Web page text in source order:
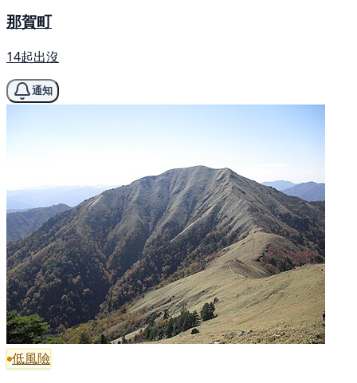
那賀町
14起出沒
通知
低風險